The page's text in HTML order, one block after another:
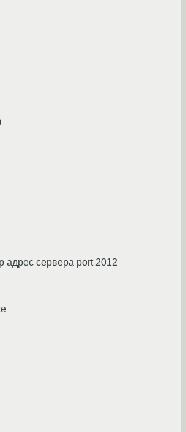
адрес сервера port 2012